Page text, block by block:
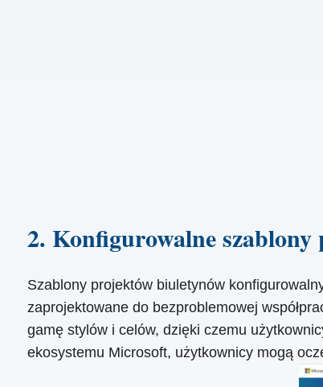
2. Konfigurowalne
Szablony projektów biuletynów
zaprojektowane do bezproblemowej
gamę stylów i celów, dzięki czemu
ekosystemu Microsoft, użytkownicy mogą